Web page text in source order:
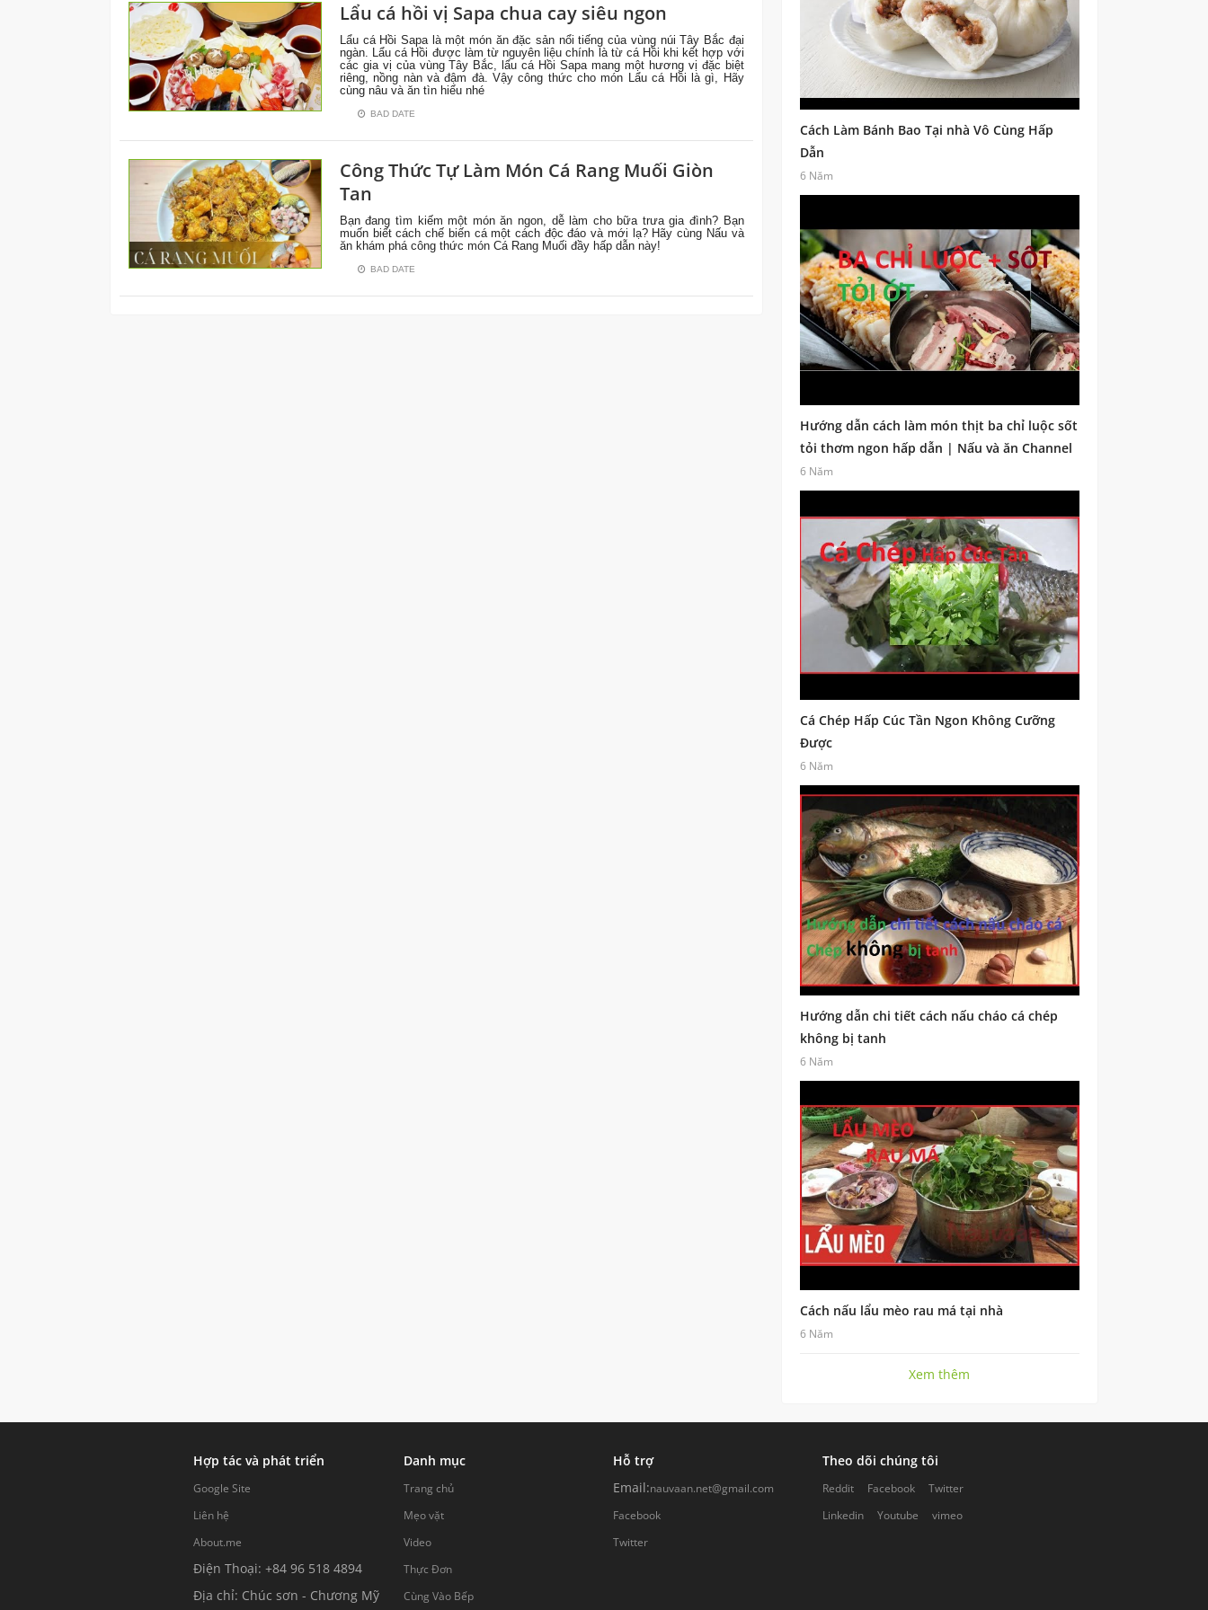
MÓN
NGON
MỖI
NGÀY
Lẩu cá hồi vị Sapa chua cay siêu ngon
Lẩu cá Hồi Sapa là một món ăn đặc sản nổi tiếng của vùng núi Tây Bắc đại
ngàn. Lẩu cá Hồi được làm từ nguyên liệu chính là từ cá Hồi khi kết hợp với
các gia vị của vùng Tây Bắc, lẩu cá Hồi Sapa mang một hương vị đặc biệt
riêng, nồng nàn và đậm đà. Vậy công thức cho món Lẩu cá Hồi là gì, Hãy
cùng nâu và ăn tìn hiểu nhé
BAD DATE
CẨM
NANG
ĂN
Công Thức Tự Làm Món Cá Rang Muối Giòn
Tan
Bạn đang tìm kiếm một món ăn ngon, dễ làm cho bữa trưa gia đình? Bạn
muốn biết cách chế biến cá một cách độc đáo và mới lạ? Hãy cùng Nấu và
ăn khám phá công thức món Cá Rang Muối đầy hấp dẫn này!
BAD DATE
Cách Làm Bánh Bao Tại nhà Vô Cùng Hấp
Dẫn
6 Năm
Hướng dẫn cách làm món thịt ba chỉ luộc sốt
tỏi thơm ngon hấp dẫn | Nấu và ăn Channel
6 Năm
Cá Chép Hấp Cúc Tần Ngon Không Cưỡng
Được
6 Năm
Hướng dẫn chi tiết cách nấu cháo cá chép
không bị tanh
6 Năm
Cách nấu lẩu mèo rau má tại nhà
6 Năm
Xem thêm
Hợp tác và phát triển
Google Site
Liên hệ
About.me
Điện Thoại: +84 96 518 4894
Địa chỉ: Chúc sơn - Chương Mỹ
Danh mục
Trang chủ
Mẹo vặt
Video
Thực Đơn
Cùng Vào Bếp
Hỗ trợ
Email:nauvaan.net@gmail.com
Facebook
Twitter
Theo dõi chúng tôi
Reddit Facebook
Twitter
Linkedin
Youtube vimeo